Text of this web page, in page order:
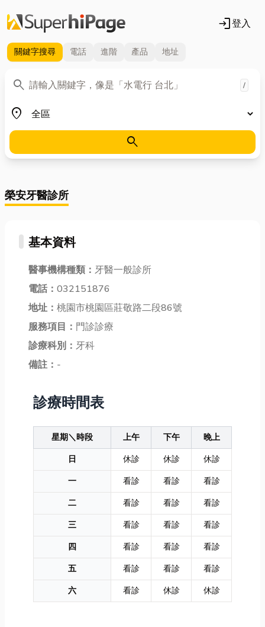
login登入
關鍵字搜尋 電話 進階 產品 地址
search
關鍵字 /
place
地區
search
榮安牙醫診所
基本資料
醫事機構種類： 牙醫一般診所
電話： 032151876
地址： 桃園市桃園區莊敬路二段86號
服務項目： 門診診療
診療科別： 牙科
備註： -
診療時間表
星期＼時段 上午 下午
晚上
日
休診 休診
休診
一
看診 看診
看診
二
看診 看診
看診
三
看診 看診
看診
四
看診 看診
看診
五
看診 看診
看診
六
看診 休診 休診